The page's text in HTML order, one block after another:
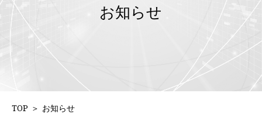
お知らせ
TOP ＞ お知らせ